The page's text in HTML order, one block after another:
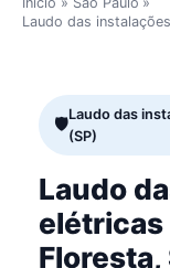
Laudo das
Laudo das
(SP)
Laudo
elétricas